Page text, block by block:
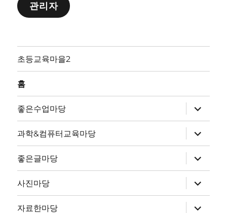
관리자
초등교육마을2
홈
좋은수업마당
위
메
뉴
확
장
과학&컴퓨터교육마당
위
메
뉴
확
장
좋은글마당
위
메
뉴
확
장
사진마당
위
메
뉴
자료한마당